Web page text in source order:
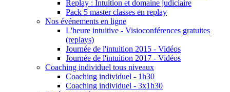
Replay : Intuition et domaine judiciaire
Pack 5 master classes en replay
Nos événements en ligne
L'heure intuitive - Visioconférences gratuites
(replays)
Journée de l'intuition 2015 - Vidéos
Journée de l'intuition 2017 - Vidéos
Coaching individuel tous niveaux
Coaching individuel - 1h30
Coaching individuel - 3x1h30